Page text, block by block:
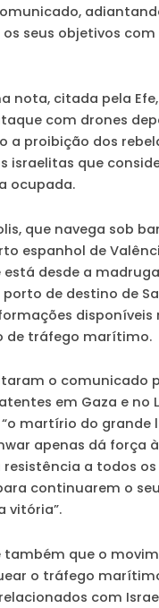
seus objetivos com
nota, citada pela
com drones
a proibição dos
israelitas que
ocupada.
que navega sob
espanhol de
está desde a
de destino de
disponíveis
de tráfego marítimo.
o comunicado
em Gaza e no
martírio do grande
apenas dá força à
a todos os
continuarem o
vitória”.
também que o
o tráfego
com